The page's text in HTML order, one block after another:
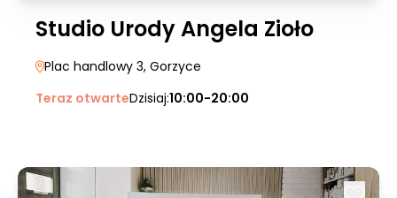
Studio Urody Angela Zioło
Plac handlowy 3, Gorzyce
Teraz otwarteDzisiaj:10:00-20:00